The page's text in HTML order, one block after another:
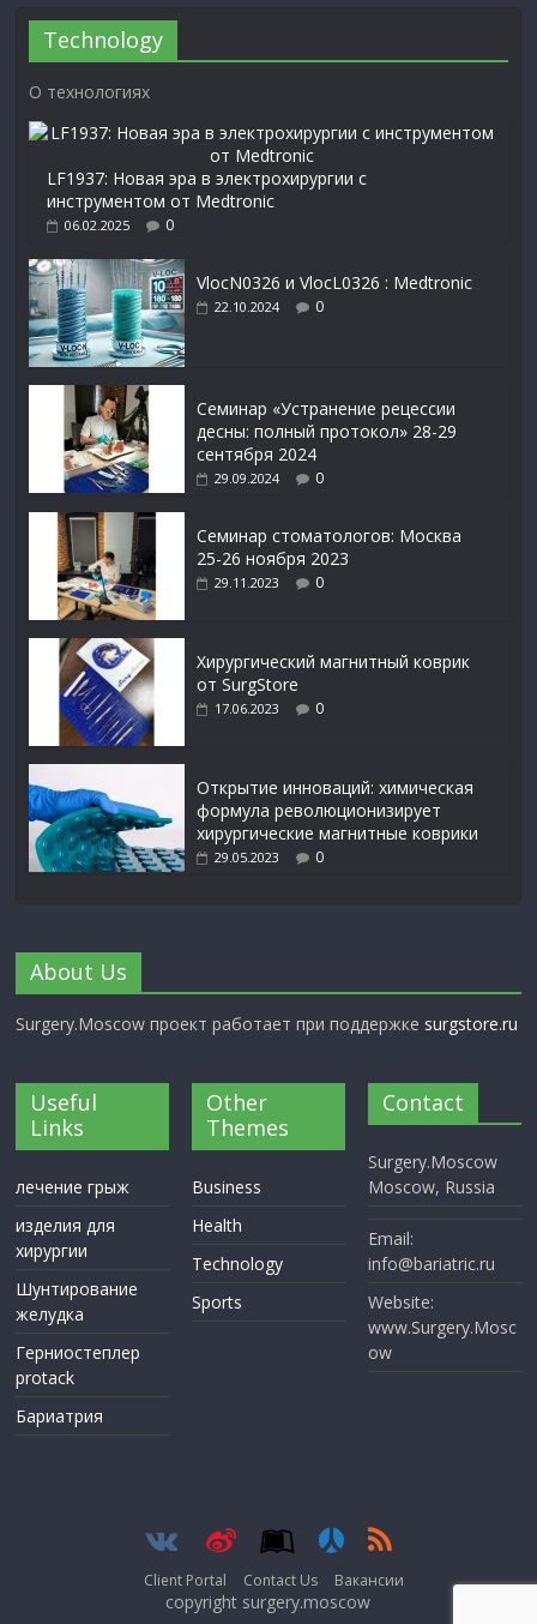
Technology
О технологиях
LF1937: Новая эра в электрохирургии с
инструментом от Medtronic
06.02.2025 0
VlocN0326 и VlocL0326 : Medtronic
22.10.2024 0
Семинар «Устранение рецессии
десны: полный протокол» 28-29
сентября 2024
29.09.2024 0
Семинар стоматологов: Москва
25-26 ноября 2023
29.11.2023 0
Xирургический магнитный коврик
от SurgStore
17.06.2023 0
Открытие инноваций: химическая
формула революционизирует
хирургические магнитные коврики
29.05.2023 0
About Us
Surgery.Moscow проект работает при поддержке surgstore.ru
Useful
Links
лечение грыж
изделия для
хирургии
Шунтирование
желудка
Герниостеплер
protack
Бариатрия
Other
Themes
Business
Health
Technology
Sports
Contact
Surgery.Moscow
Moscow, Russia
Email:
info@bariatric.ru
Website:
www.Surgery.Mosc
ow
Client Portal Contact Us Вакансии
copyright surgery.moscow